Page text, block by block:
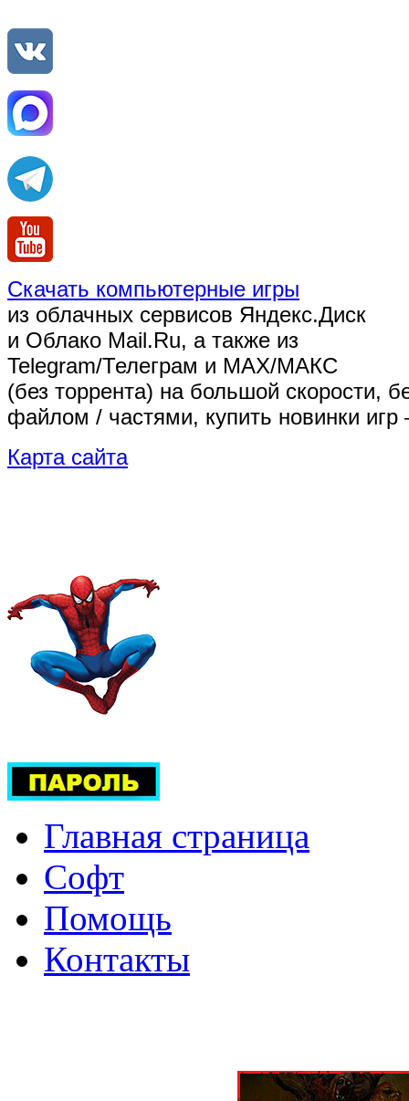
Скачать компьютерные игры
из облачных сервисов Яндекс.Диск
и Облако Mail.Ru, а также из
Telegram/Телеграм и MAX/МАКС
(без торрента) на большой скорости,
файлом / частями, купить новинки
Карта сайта
Главная страница
Софт
Помощь
Контакты